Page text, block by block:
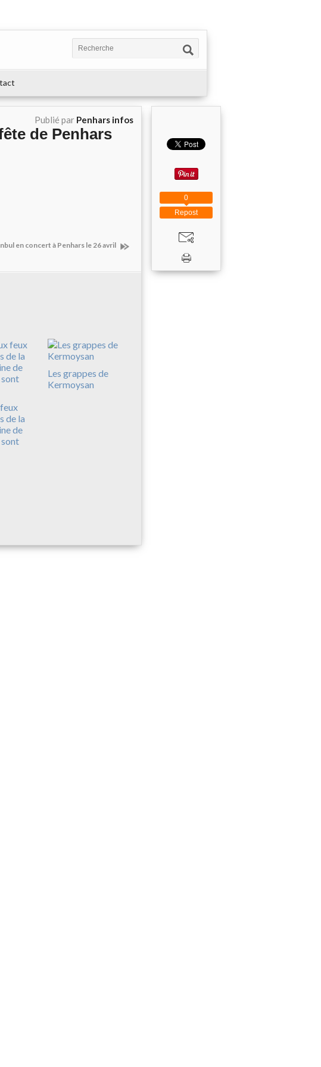
Publié par Penhars infos
de Penhars
en concert à Penhars le 26 avril
de la
de
Les grappes de
Kermoysan
Repost
0